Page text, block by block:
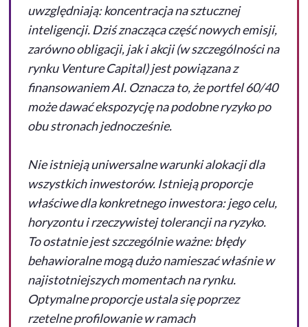
uwzględniają: koncentracja na sztucznej
inteligencji. Dziś znacząca część nowych emisji,
zarówno obligacji, jak i akcji (w szczególności na
rynku Venture Capital) jest powiązana z
finansowaniemAI. Oznacza to, że portfel 60/40
może dawać ekspozycję na podobne ryzyko po
obu stronach jednocześnie.
Nie istnieją uniwersalne warunki alokacji dla
wszystkich inwestorów. Istnieją proporcje
właściwe dla konkretnego inwestora: jego celu,
horyzontu i rzeczywistej tolerancji na ryzyko.
To ostatnie jest szczególnie ważne: błędy
behawioralne mogą dużo namieszać właśnie w
najistotniejszych momentach na rynku.
Optymalne proporcje ustala się poprzez
rzetelne profilowanie w ramach